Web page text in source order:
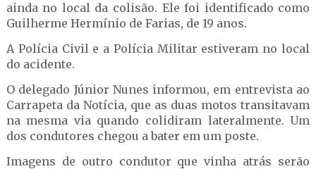
ainda no local da colisão. Ele foi identificado como
Guilherme Hermínio de Farias, de 19 anos.
A Polícia Civil e a Polícia Militar estiveram no local
do acidente.
O delegado Júnior Nunes informou, em entrevista ao
Carrapeta da Notícia, que as duas motos transitavam
na mesma via quando colidiram lateralmente. Um
dos condutores chegou a bater em um poste.
Imagens de outro condutor que vinha atrás serão